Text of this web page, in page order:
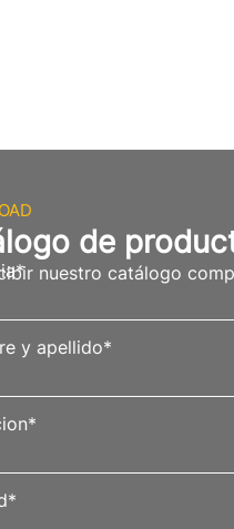
de
nuestro catálogo
*
y apellido*
*
*